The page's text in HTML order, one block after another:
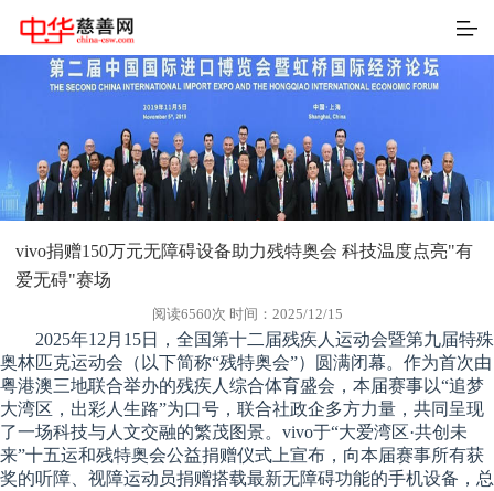
vivo捐赠150万元无障碍设备助力残特奥会 科技温度点亮"有
爱无碍"赛场
阅读6560次 时间：2025/12/15
2025年12月15日，全国第十二届残疾人运动会暨第九届特殊
奥林匹克运动会（以下简称“残特奥会”）圆满闭幕。作为首次由
粤港澳三地联合举办的残疾人综合体育盛会，本届赛事以“追梦
大湾区，出彩人生路”为口号，联合社政企多方力量，共同呈现
了一场科技与人文交融的繁茂图景。vivo于“大爱湾区·共创未
来”十五运和残特奥会公益捐赠仪式上宣布，向本届赛事所有获
奖的听障、视障运动员捐赠搭载最新无障碍功能的手机设备，总